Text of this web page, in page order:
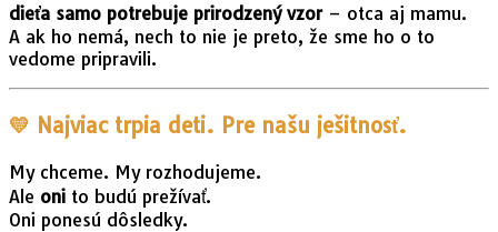
dieťa samo potrebuje prirodzený vzor– otca aj mamu.
A ak ho nemá, nech to nie je preto, že sme ho o to
vedome pripravili.
💛 Najviac trpia deti. Pre našu ješitnosť.
My chceme. My rozhodujeme.
Ale oni to budú prežívať.
Oni ponesú dôsledky.